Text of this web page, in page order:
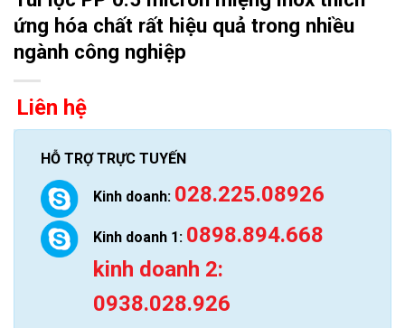
ứng hóa chất rất hiệu quả trong nhiều
ngành công nghiệp
Liên hệ
HỖ TRỢ TRỰC TUYẾN
Kinh doanh: 028.225.08926
Kinh doanh 1: 0898.894.668
kinh doanh 2:
0938.028.926